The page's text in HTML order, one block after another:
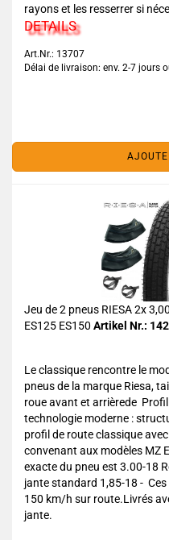
rayons et les resserrer si
DETAILS
Art.Nr.: 13707
Délai de livraison: env. 2-7 jours
Jeu de 2 pneus RIESA 2x
ES125 ES150 Artikel Nr.:
Le classique rencontre le
pneus de la marque Riesa,
roue avant et arrièrede
technologie moderne :
profil de route classique
convenant aux modèles MZ
exacte du pneu est 3.00-18
jante standard 1,85-18 -
150 km/h sur route.Livrés
jante.